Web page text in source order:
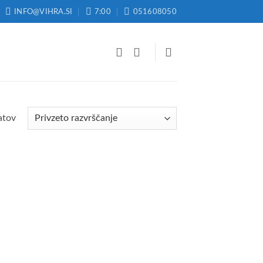
INFO@VIHRA.SI 7:00 051608050